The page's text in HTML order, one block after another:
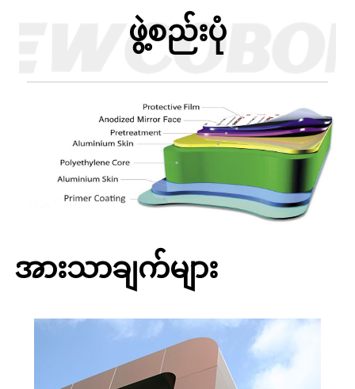
ဖွဲ့စည်းပုံ
အားသာချက်များ